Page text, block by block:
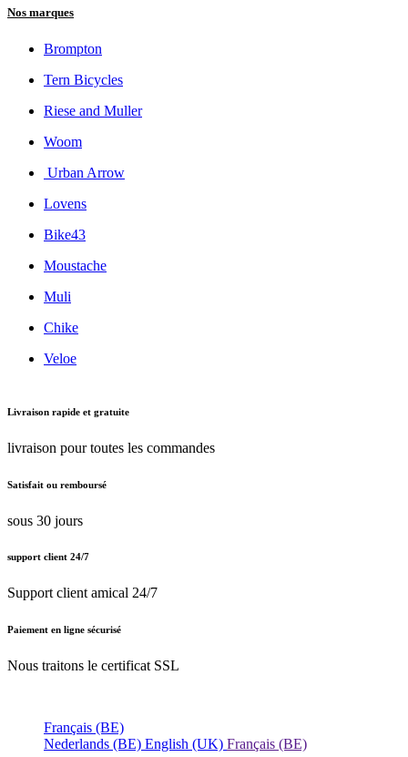
Nos marques
Brompton
Tern Bicycles
Riese and Muller
Woom
Urban Arrow
Lovens
Bike43
Moustache
Muli
Chike
Veloe
Livraison rapide et gratuite
livraison pour toutes les commandes
Satisfait ou remboursé
sous 30 jours
support client 24/7
Support client amical 24/7
Paiement en ligne sécurisé
Nous traitons le certificat SSL
Français (BE)
Nederlands (BE) English (UK) Français (BE)